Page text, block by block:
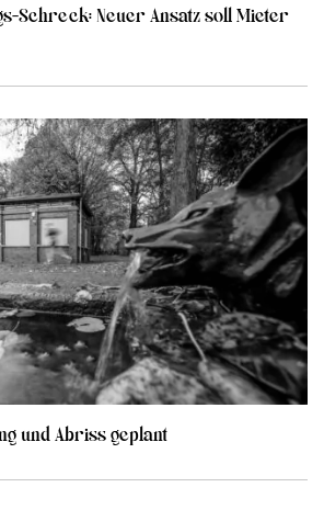
Schreck: Neuer Ansatz soll Mieter
und Abriss geplant